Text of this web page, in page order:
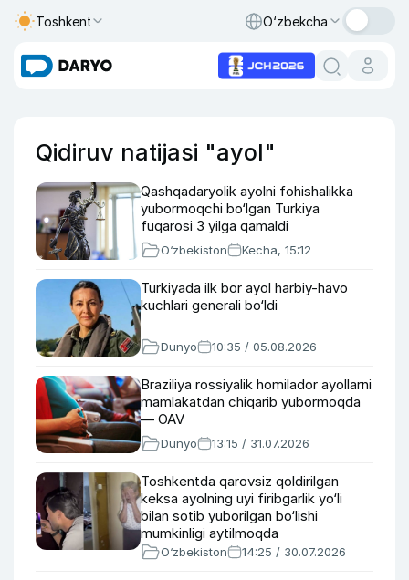
Toshkent O‘zbekcha
Qidiruv natijasi "ayol"
Qashqadaryolik ayolni fohishalikka
yubormoqchi bo‘lgan Turkiya
fuqarosi 3 yilga qamaldi
O‘zbekiston Kecha, 15:12
Turkiyada ilk bor ayol harbiy-havo
kuchlari generali bo‘ldi
Dunyo 10:35 / 05.08.2026
Braziliya rossiyalik homilador ayollarni
mamlakatdan chiqarib yubormoqda
— OAV
Dunyo 13:15 / 31.07.2026
Toshkentda qarovsiz qoldirilgan
keksa ayolning uyi firibgarlik yo‘li
bilan sotib yuborilgan bo‘lishi
mumkinligi aytilmoqda
O‘zbekiston 14:25 / 30.07.2026